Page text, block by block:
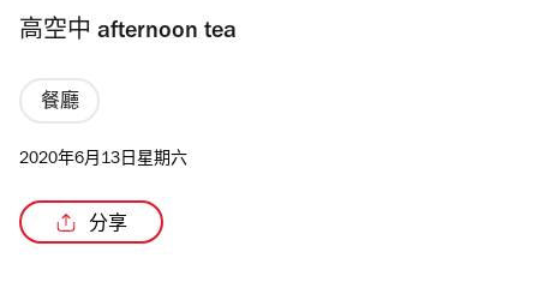
高空中 afternoon tea
餐廳
2020年6月13日星期六
分享